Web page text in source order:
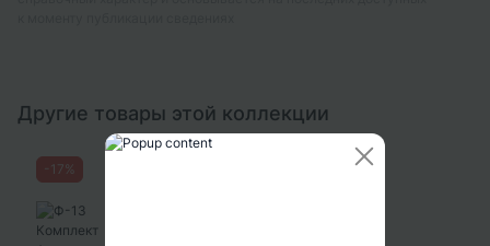
Другие товары этой коллекции
17%